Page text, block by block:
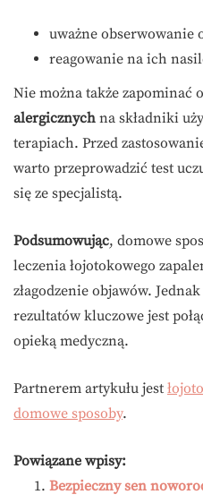
uważne obserwowanie
reagowanie na ich
Nie można także zapominać
alergicznych na składniki
terapiach. Przed
warto przeprowadzić test
się ze specjalistą.
Podsumowując, domowe
leczenia łojotokowego
złagodzenie objawów.
rezultatów kluczowe jest
opieką medyczną.
Partnerem artykułu jest
domowe sposoby.
Powiązane wpisy:
Bezpieczny sen